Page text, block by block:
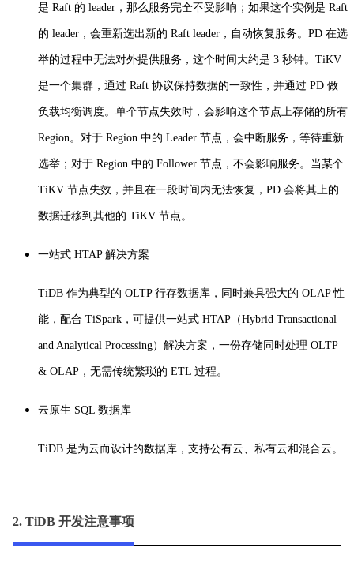
是 Raft 的 leader，那么服务完全不受影响； 如果这个实例是 Raft
的 leader，会重新选出新的 Raft leader，自动恢复服务。 PD 在选
举的过程中无法对外提供服务，这个时间大约是 3 秒钟。 TiKV
是一个集群，通过 Raft 协议保持数据的一致性，并通过 PD 做
负载均衡调度。 单个节点失效时，会影响这个节点上存储的所有
Region。 对于 Region 中的 Leader 节点，会中断服务，等待重新
选举； 对于 Region 中的 Follower 节点，不会影响服务。 当某个
TiKV 节点失效，并且在一段时间内无法恢复，PD 会将其上的
数据迁移到其他的 TiKV 节点。
一站式 HTAP 解决方案
TiDB 作为典型的 OLTP 行存数据库，同时兼具强大的 OLAP 性
能，配合 TiSpark，可提供一站式 HTAP（Hybrid Transactional
and Analytical Processing）解决方案，一份存储同时处理 OLTP
& OLAP，无需传统繁琐的 ETL 过程。
云原生 SQL 数据库
TiDB 是为云而设计的数据库，支持公有云、私有云和混合云。
2. TiDB 开发注意事项